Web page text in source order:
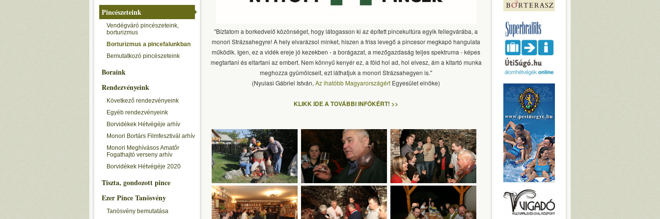
Pincészeteink
Vendégváró pincészeteink,
borturizmus
Borturizmus a pincefalunkban
Bemutatkozó pincészeteink
Boraink
Rendezvényeink
Következő rendezvényeink
Egyéb rendezvényeink
Borvidékek Hétvégéje arhív
Monori Bortárs Filmfesztivál arhív
Monori Meghívásos Amatőr
Fogathajtó verseny arhív
Borvidékek Hétvégéje 2020
Tiszta, gondozott pince
Ezer Pince Tanösvény
Tanösvény bemutatása
"Bíztatom a borkedvelő közönséget, hogy látogasson ki az épített pincekultúra egyik fellegvárába, a
monori Strázsahegyre! A hely elvarázsol minket, hiszen a friss levegő a pincesor megkapó hangulata
működik. Igen, ez a vidék ereje jó kezekben - a borágazat, a mezőgazdaság teljes spektruma - képes
megtartani és eltartani az embert. Nem könnyű kenyér ez, a föld hol ad, hol elvesz, ám a kitartó munka
meghozza gyümölcseit, ezt láthatjuk a monori Strázsahegyen is."
(Nyulasi Gábriel István, Az ihatóbb Magyarországért Egyesület elnöke)
KLIKK IDE A TOVÁBBI INFÓKÉRT! >>